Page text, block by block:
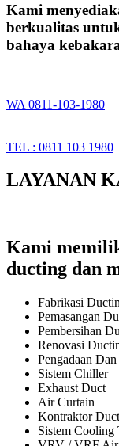
Kami
berkualitas
bahaya
WA 0811-103-1980
TEL : 0811 103 1980
LAYANAN
Kami
ducting dan
Fabrikasi
Pemasangan
Pembersihan
Renovasi
Pengadaan
Sistem Chiller
Exhaust Duct
Air Curtain
Kontraktor
Sistem Cooling